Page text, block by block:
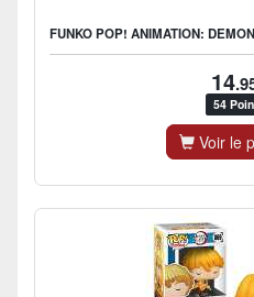
14
54
Voir le